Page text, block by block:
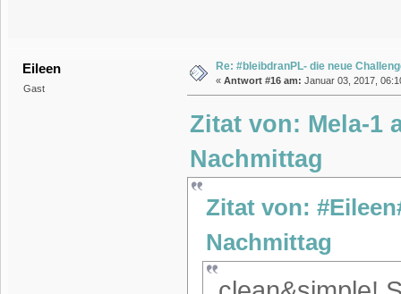
Eileen
Gast
Re: #bleibdranPL- die neue
« Antwort #16 am: Januar 03, 2017,
Zitat von: Mela-1
Nachmittag
Zitat von:
Nachmittag